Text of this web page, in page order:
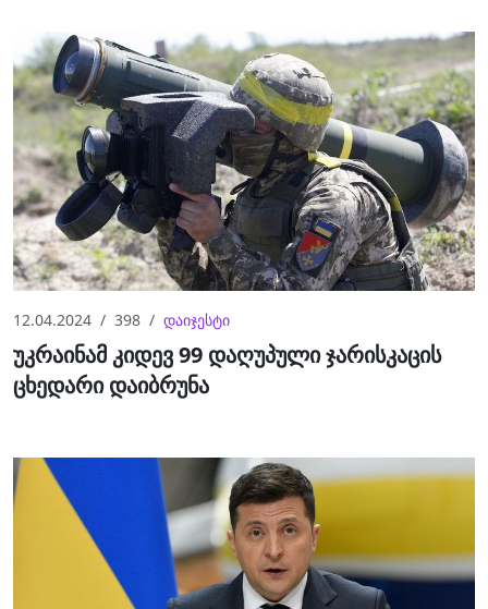
12.04.2024 398 დაიჯესტი
უკრაინამ კიდევ 99 დაღუპული ჯარისკაცის
ცხედარი დაიბრუნა